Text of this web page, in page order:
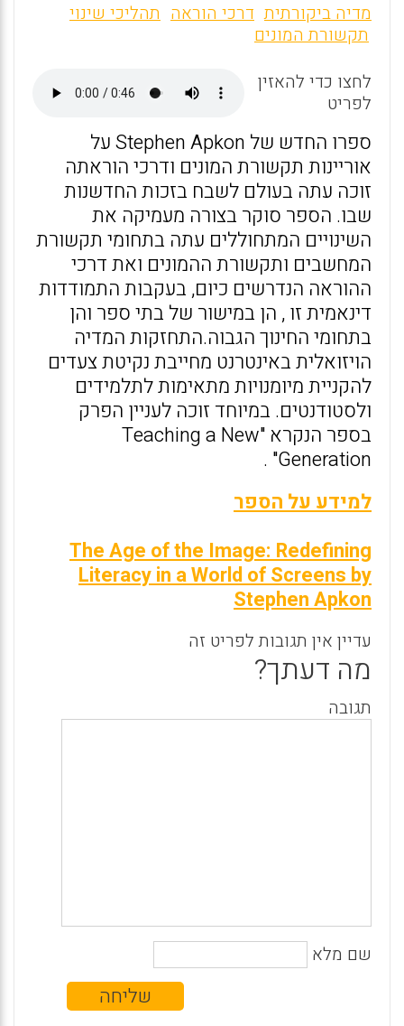
at
A
p
p
ce
o
o
k
ai
מדיה ביקורתית דרכי הוראה תהליכי שינוי
תקשורת המונים
לחצו כדי להאזין
לפריט
ספרו החדש של Stephen Apkon על
אוריינות תקשורת המונים ודרכי הוראתה
זוכה עתה בעולם לשבח בזכות החדשנות
שבו. הספר סוקר בצורה מעמיקה את
השינויים המתחוללים עתה בתחומי תקשורת
המחשבים ותקשורת ההמונים ואת דרכי
ההוראה הנדרשים כיום, בעקבות התמודדות
דינאמית זו , הן במישור של בתי ספר והן
בתחומי החינוך הגבוה.התחזקות המדיה
הויזואלית באינטרנט מחייבת נקיטת צעדים
להקניית מיומנויות מתאימות לתלמידים
ולסטודנטים. במיוחד זוכה לעניין הפרק
בספר הנקרא "Teaching a New
Generation" .
למידע על הספר
The Age of the Image: Redefining
Literacy in a World of Screens by
Stephen Apkon
עדיין אין תגובות לפריט זה
מה דעתך?
תגובה
שם מלא